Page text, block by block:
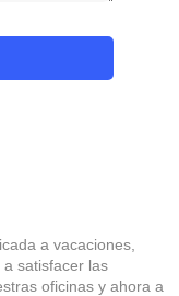
a vacaciones,
satisfacer las
oficinas y ahora a